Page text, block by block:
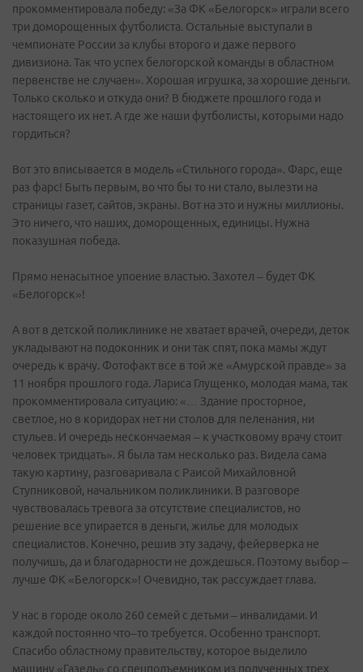
прокомментировала победу: «За ФК «Белогорск» играли всего
три доморощенных футболиста. Остальные выступали в
чемпионате России за клубы второго и даже первого
дивизиона. Так что успех белогорской команды в областном
первенстве не случаен». Хорошая игрушка, за хорошие деньги.
Только сколько и откуда они? В бюджете прошлого года и
настоящего их нет. А где же наши футболисты, которыми надо
гордиться?
Вот это вписывается в модель «Стильного города». Фарс, еще
раз фарс! Быть первым, во что бы то ни стало, вылезти на
страницы газет, сайтов, экраны. Вот на это и нужны миллионы.
Это ничего, что наших, доморощенных, единицы. Нужна
показушная победа.
Прямо ненасытное упоение властью. Захотел – будет ФК
«Белогорск»!
А вот в детской поликлинике не хватает врачей, очереди, деток
укладывают на подоконник и они так спят, пока мамы ждут
очередь к врачу. Фотофакт все в той же «Амурской правде» за
11 ноября прошлого года. Лариса Глущенко, молодая мама, так
прокомментировала ситуацию: «… Здание просторное,
светлое, но в коридорах нет ни столов для пеленания, ни
стульев. И очередь нескончаемая – к участковому врачу стоит
человек тридцать». Я была там несколько раз. Видела сама
такую картину, разговаривала с Раисой Михайловной
Ступниковой, начальником поликлиники. В разговоре
чувствовалась тревога за отсутствие специалистов, но
решение все упирается в деньги, жилье для молодых
специалистов. Конечно, решив эту задачу, фейерверка не
получишь, да и благодарности не дождешься. Поэтому выбор –
лучше ФК «Белогорск»! Очевидно, так рассуждает глава.
У нас в городе около 260 семей с детьми – инвалидами. И
каждой постоянно что–то требуется. Особенно транспорт.
Спасибо областному правительству, которое выделило
машину «Газель» со спецподъемником из полученных трех